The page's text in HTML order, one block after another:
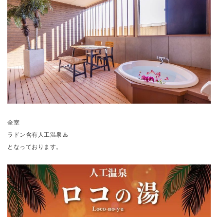
全室
ラドン含有人工温泉♨
となっております。